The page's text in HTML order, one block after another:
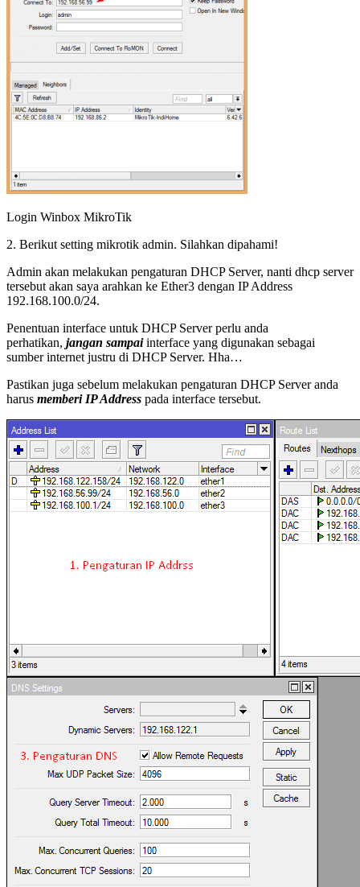
Login Winbox MikroTik
2. Berikut setting mikrotik admin. Silahkan dipahami!
Admin akan melakukan pengaturan DHCP Server, nanti dhcp server
tersebut akan saya arahkan ke Ether3 dengan IP Address
192.168.100.0/24.
Penentuan interface untuk DHCP Server perlu anda
perhatikan, jangan sampaiinterface yang digunakan sebagai
sumber internet justru di DHCP Server. Hha…
Pastikan juga sebelum melakukan pengaturan DHCP Server anda
harus memberi IP Address pada interface tersebut.